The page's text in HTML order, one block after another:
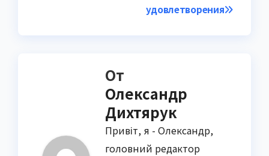
удовлетворения
От
Олександр
Дихтярук
Привіт, я - Олександр,
головний редактор